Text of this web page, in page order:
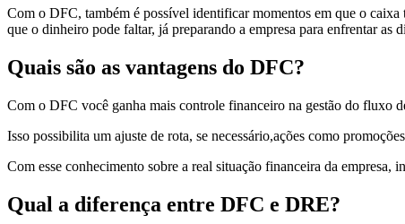
Com o DFC, também é possível identificar momentos em que o
que o dinheiro pode faltar, já preparando a empresa para enfrentar
Quais são as vantagens do DFC?
Com o DFC você ganha mais controle financeiro na gestão do fluxo
Isso possibilita um ajuste de rota, se necessário,ações como
Com esse conhecimento sobre a real situação financeira da
Qual a diferença entre DFC e DRE?